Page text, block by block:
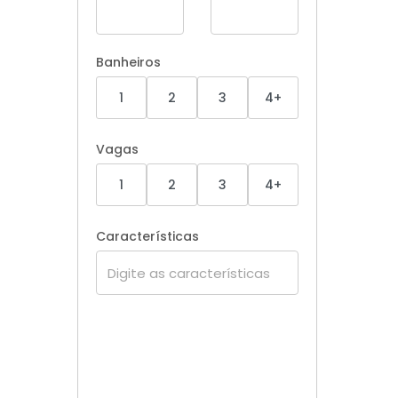
Banheiros
1
2 3 4+
Vagas
1
2 3 4+
Características